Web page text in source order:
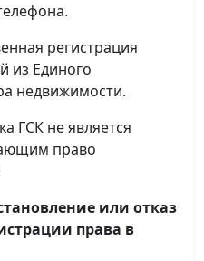
регистрация
из Единого
недвижимости.
ГСК не является
право
или отказ
права в